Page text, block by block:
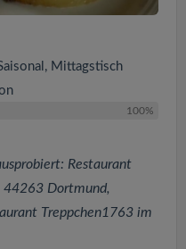
Mittagstisch
100%
Restaurant
44263 Dortmund,
Treppchen1763 im